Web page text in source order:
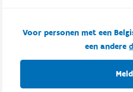
Voor personen met een
een andere